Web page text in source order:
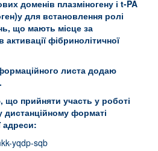
доменів плазміногену і t-PA
для встановлення ролі
що мають місце за
активації фібринолітичної
листа додаю
прийняти участь у роботі
форматі
адреси:
yqdp-sqb